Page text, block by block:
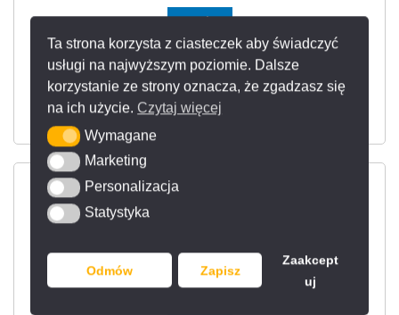
Ta strona korzysta z ciasteczek aby świadczyć
usługi na najwyższym poziomie. Dalsze
korzystanie ze strony oznacza, że zgadzasz się
na ich użycie. Czytaj więcej
WymaganeWymagane
MarketingMarketing
Personalizacja
Personalizacja
StatystykaStatystyka
Odmów Zapisz
Zaakcept
uj
Damian
Doradca techniczno - handlowy
tel.+48 500 429 691
d.niezgodzki@franko.pl